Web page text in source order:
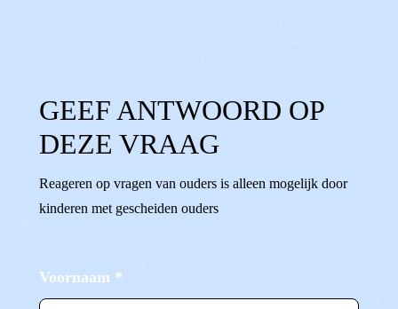
GEEF ANTWOORD OP
DEZE VRAAG
Reageren op vragen van ouders is alleen mogelijk door
kinderen met gescheiden ouders
Voornaam *